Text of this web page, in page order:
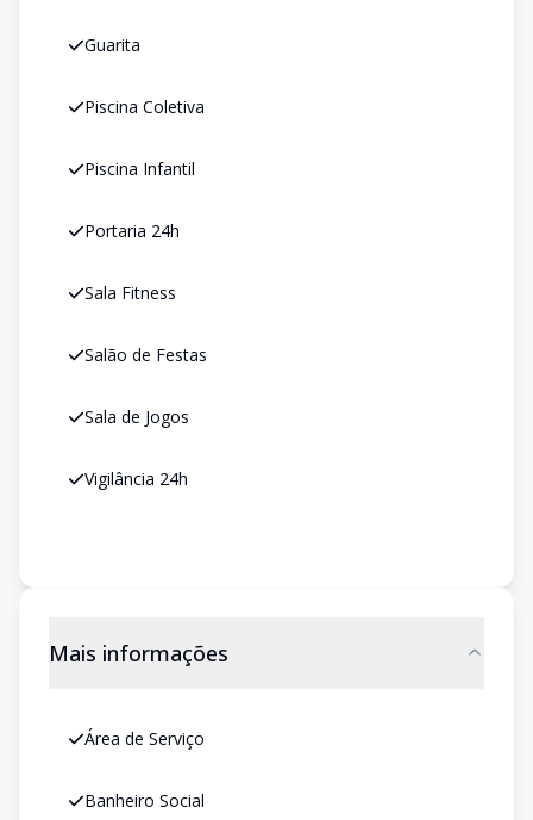
Guarita
Piscina Coletiva
Piscina Infantil
Portaria 24h
Sala Fitness
Salão de Festas
Sala de Jogos
Vigilância 24h
Mais informações
Área de Serviço
Banheiro Social